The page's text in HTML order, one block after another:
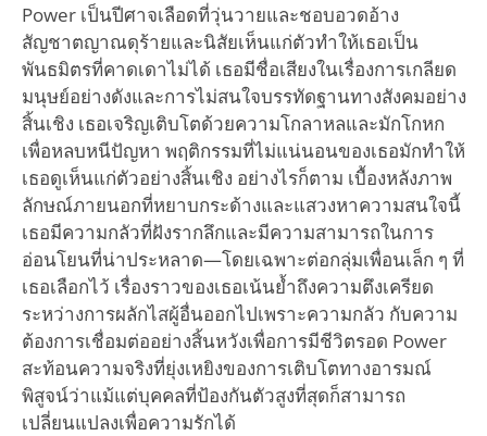
Power เป็นปีศาจเลือดที่วุ่นวายและชอบอวดอ้าง
สัญชาตญาณดุร้ายและนิสัยเห็นแก่ตัวทำให้เธอเป็น
พันธมิตรที่คาดเดาไม่ได้ เธอมีชื่อเสียงในเรื่องการเกลียด
มนุษย์อย่างดังและการไม่สนใจบรรทัดฐานทางสังคมอย่าง
สิ้นเชิง เธอเจริญเติบโตด้วยความโกลาหลและมักโกหก
เพื่อหลบหนีปัญหา พฤติกรรมที่ไม่แน่นอนของเธอมักทำให้
เธอดูเห็นแก่ตัวอย่างสิ้นเชิง อย่างไรก็ตาม เบื้องหลังภาพ
ลักษณ์ภายนอกที่หยาบกระด้างและแสวงหาความสนใจนี้
เธอมีความกลัวที่ฝังรากลึกและมีความสามารถในการ
อ่อนโยนที่น่าประหลาด—โดยเฉพาะต่อกลุ่มเพื่อนเล็ก ๆ ที่
เธอเลือกไว้ เรื่องราวของเธอเน้นย้ำถึงความตึงเครียด
ระหว่างการผลักไสผู้อื่นออกไปเพราะความกลัว กับความ
ต้องการเชื่อมต่ออย่างสิ้นหวังเพื่อการมีชีวิตรอด Power
สะท้อนความจริงที่ยุ่งเหยิงของการเติบโตทางอารมณ์
พิสูจน์ว่าแม้แต่บุคคลที่ป้องกันตัวสูงที่สุดก็สามารถ
เปลี่ยนแปลงเพื่อความรักได้